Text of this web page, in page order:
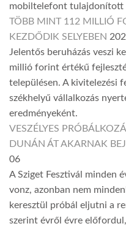
mobiltelefont tulajdonított
TÖBB MINT 112 MILLIÓ
KEZDŐDIK SELYEBEN
Jelentős beruházás veszi
millió forint értékű
településen. A kivitelezési
székhelyű vállalkozás
eredményeként.
VESZÉLYES
DUNÁN ÁT AKARNAK
06
A Sziget Fesztivál minden
vonz, azonban nem
keresztül próbál eljutni a
szerint évről évre